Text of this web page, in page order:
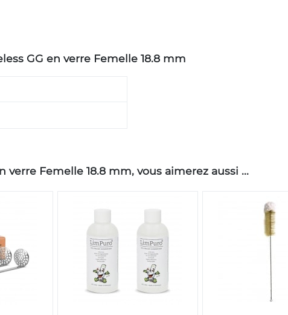
GG en verre Femelle 18.8 mm
verre Femelle 18.8 mm, vous aimerez aussi ...